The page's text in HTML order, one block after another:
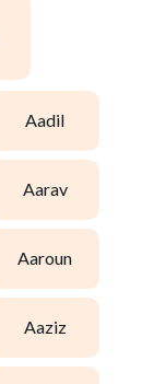
aadil
aarav
aaroun
aaziz